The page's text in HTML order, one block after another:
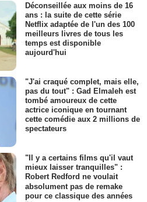
Déconseillée aux moins de 16
ans : la suite de cette série
Netflix adaptée de l'un des 100
meilleurs livres de tous les
temps est disponible
aujourd'hui
"J'ai craqué complet, mais elle,
pas du tout" : Gad Elmaleh est
tombé amoureux de cette
actrice iconique en tournant
cette comédie aux 2 millions de
spectateurs
"Il y a certains films qu'il vaut
mieux laisser tranquilles" :
Robert Redford ne voulait
absolument pas de remake
pour ce classique des années